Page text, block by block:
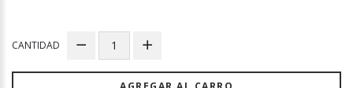
CANTIDAD